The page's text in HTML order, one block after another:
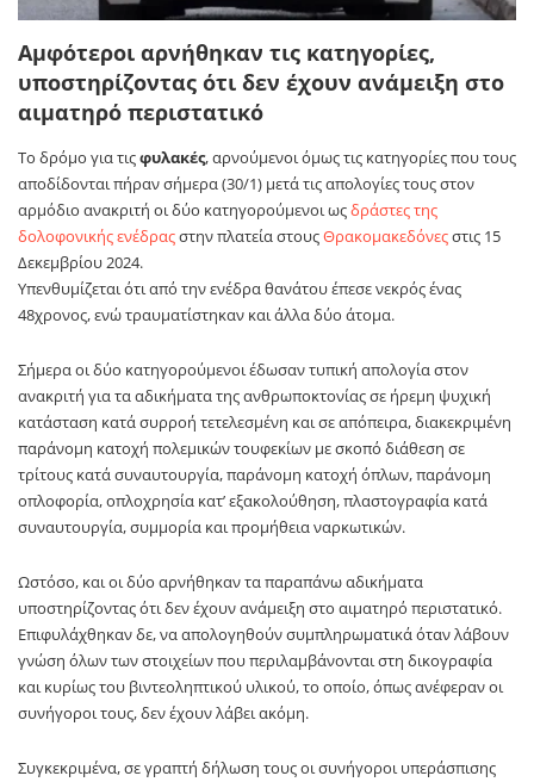
Αμφότεροι αρνήθηκαν τις κατηγορίες,
υποστηρίζοντας ότι δεν έχουν ανάμειξη στο
αιματηρό περιστατικό
Το δρόμο για τιςφυλακές, αρνούμενοι όμως τις κατηγορίες που τους
αποδίδονται πήραν σήμερα (30/1) μετά τις απολογίες τους στον
αρμόδιο ανακριτή οι δύο κατηγορούμενοι ωςδράστες της
δολοφονικής ενέδραςστην πλατεία στουςΘρακομακεδόνεςστις 15
Δεκεμβρίου 2024.
Υπενθυμίζεται ότι από την ενέδρα θανάτου έπεσε νεκρός ένας
48χρονος, ενώ τραυματίστηκαν και άλλα δύο άτομα.
Σήμερα οι δύο κατηγορούμενοι έδωσαν τυπική απολογία στον
ανακριτή για τα αδικήματα της ανθρωποκτονίας σε ήρεμη ψυχική
κατάσταση κατά συρροή τετελεσμένη και σε απόπειρα, διακεκριμένη
παράνομη κατοχή πολεμικών τουφεκίων με σκοπό διάθεση σε
τρίτους κατά συναυτουργία, παράνομη κατοχή όπλων, παράνομη
οπλοφορία, οπλοχρησία κατ’ εξακολούθηση, πλαστογραφία κατά
συναυτουργία, συμμορία και προμήθεια ναρκωτικών.
Ωστόσο, και οι δύο αρνήθηκαν τα παραπάνω αδικήματα
υποστηρίζοντας ότι δεν έχουν ανάμειξη στο αιματηρό περιστατικό.
Επιφυλάχθηκαν δε, να απολογηθούν συμπληρωματικά όταν λάβουν
γνώση όλων των στοιχείων που περιλαμβάνονται στη δικογραφία
και κυρίως του βιντεοληπτικού υλικού, το οποίο, όπως ανέφεραν οι
συνήγοροι τους, δεν έχουν λάβει ακόμη.
Συγκεκριμένα, σε γραπτή δήλωση τους οι συνήγοροι υπεράσπισης